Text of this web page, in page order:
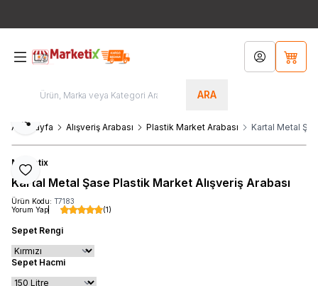
ARA
Hesabım
Ana Sayfa Alışveriş Arabası Plastik Market Arabası Kartal Metal
Favoriye Ekle
Paylaş
Marketix
Kartal Metal Şase Plastik Market Alışveriş Arabası
Ürün Kodu: T7183
Yorum Yap
(1)
Sepet Rengi
Sepet Hacmi